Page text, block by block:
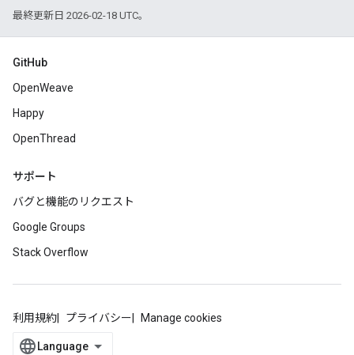
最終更新日 2026-02-18 UTC。
GitHub
OpenWeave
Happy
OpenThread
サポート
バグと機能のリクエスト
Google Groups
Stack Overflow
利用規約 プライバシー Manage cookies